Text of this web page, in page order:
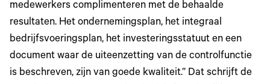
medewerkers complimenteren met de behaalde
resultaten. Het ondernemingsplan, het integraal
bedrijfsvoeringsplan, het investeringsstatuut en een
document waar de uiteenzetting van de controlfunctie
is beschreven, zijn van goede kwaliteit.” Dat schrijft de